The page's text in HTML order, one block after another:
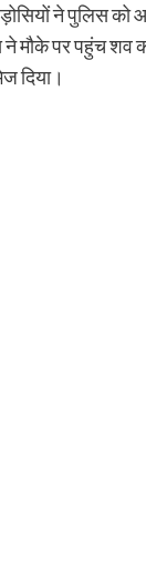
ने पुलिस को
ने मौके पर पहुंच शव
दिया।